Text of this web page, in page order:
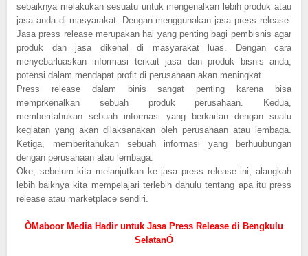
sebaiknya melakukan sesuatu untuk mengenalkan lebih produk atau
jasa anda di masyarakat. Dengan menggunakan jasa press release.
Jasa press release merupakan hal yang penting bagi pembisnis agar
produk dan jasa dikenal di masyarakat luas. Dengan cara
menyebarluaskan informasi terkait jasa dan produk bisnis anda,
potensi dalam mendapat profit di perusahaan akan meningkat.
Press release dalam binis sangat penting karena bisa
memprkenalkan sebuah produk perusahaan. Kedua,
memberitahukan sebuah informasi yang berkaitan dengan suatu
kegiatan yang akan dilaksanakan oleh perusahaan atau lembaga.
Ketiga, memberitahukan sebuah informasi yang berhuubungan
dengan perusahaan atau lembaga.
Oke, sebelum kita melanjutkan ke jasa press release ini, alangkah
lebih baiknya kita mempelajari terlebih dahulu tentang apa itu press
release atau marketplace sendiri.
ÒMaboor Media Hadir untuk Jasa Press Release di Bengkulu
SelatanÓ